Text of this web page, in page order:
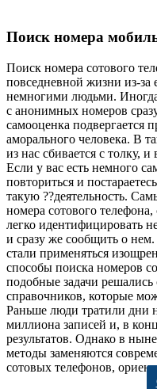
Поиск номера
Поиск номера сотового
повседневной жизни из-за
немногими людьми.
с анонимных номеров
самооценка подвергается
аморального человека. В
из нас сбивается с толку,
Если у вас есть немного
повториться и
такую ??деятельность.
номера сотового
легко идентифицировать
и сразу же сообщить о
стали применяться
способы поиска номеров
подобные задачи
справочников, которые
Раньше люди тратили дни
миллиона записей и, в
результатов. Однако в
методы заменяются
сотовых телефонов,